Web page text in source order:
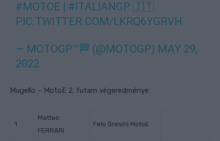
#MOTOE | #ITALIANGP 🇮🇹
PIC.TWITTER.COM/LKRQ6YGRVH
— MOTOGP™🏁 (@MOTOGP) MAY 29,
2022
Mugello – MotoE 2. futam végeredménye:
1
Matteo
FERRARI
Felo Gresini MotoE